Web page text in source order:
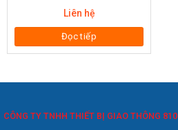
Liên hệ
Đọc tiếp
CÔNG TY TNHH THIẾT BỊ GIAO THÔNG 810